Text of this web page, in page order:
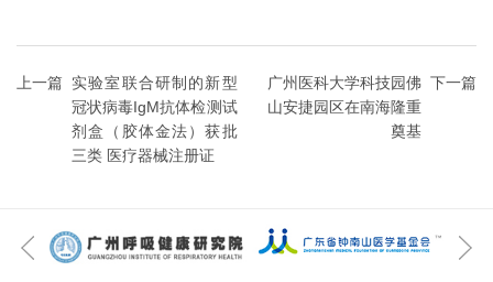
上一篇
实验室联合研制的新型
冠状病毒IgM抗体检测试
剂盒（胶体金法）获批
三类 医疗器械注册证
下一篇
广州医科大学科技园佛
山安捷园区在南海隆重
奠基